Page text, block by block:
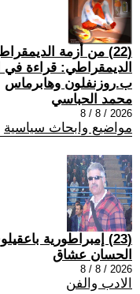
(22) من أزمة
الديمقراطي: قراءة
ب.روزنفلون وهابرماس
محمد الحباسي
2026 / 8 / 8
مواضيع وابحاث سياسية
(23) إمبراطورية باعقيلوش الكلامية
الحسان عشاق
2026 / 8 / 8
الادب والفن